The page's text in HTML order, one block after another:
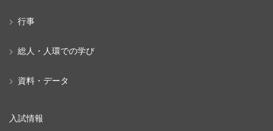
行事
総人・人環での学び
資料・データ
入試情報